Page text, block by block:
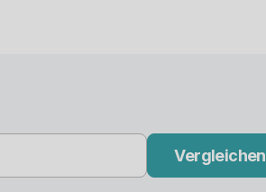
Vergleichen